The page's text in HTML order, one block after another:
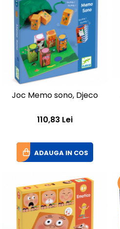
Joc Memo sono, Djeco
110,83 Lei
ADAUGA IN COS